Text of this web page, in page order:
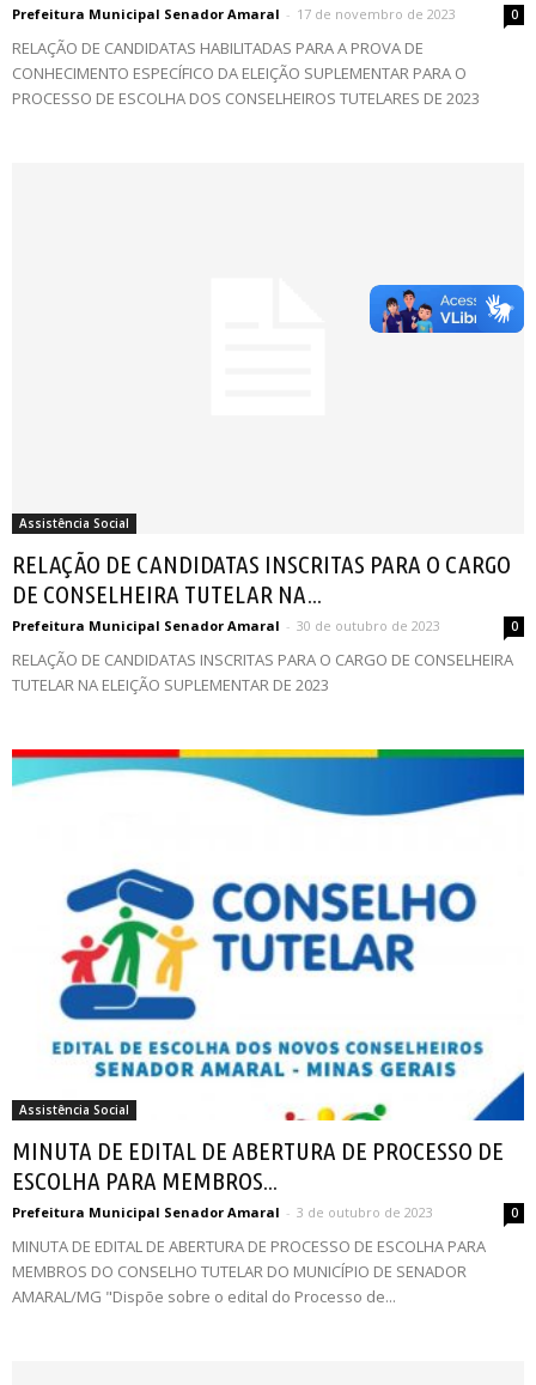
Prefeitura Municipal Senador Amaral - 17 de novembro de 2023 0
RELAÇÃO DE CANDIDATAS HABILITADAS PARA A PROVA DE
CONHECIMENTO ESPECÍFICO DA ELEIÇÃO SUPLEMENTAR PARA O
PROCESSO DE ESCOLHA DOS CONSELHEIROS TUTELARES DE 2023
Assistência Social
RELAÇÃO DE CANDIDATAS INSCRITAS PARA O CARGO
DE CONSELHEIRA TUTELAR NA...
Prefeitura Municipal Senador Amaral - 30 de outubro de 2023 0
RELAÇÃO DE CANDIDATAS INSCRITAS PARA O CARGO DE CONSELHEIRA
TUTELAR NA ELEIÇÃO SUPLEMENTAR DE 2023
Assistência Social
MINUTA DE EDITAL DE ABERTURA DE PROCESSO DE
ESCOLHA PARA MEMBROS...
Prefeitura Municipal Senador Amaral - 3 de outubro de 2023 0
MINUTA DE EDITAL DE ABERTURA DE PROCESSO DE ESCOLHA PARA
MEMBROS DO CONSELHO TUTELAR DO MUNICÍPIO DE SENADOR
AMARAL/MG "Dispõe sobre o edital do Processo de...